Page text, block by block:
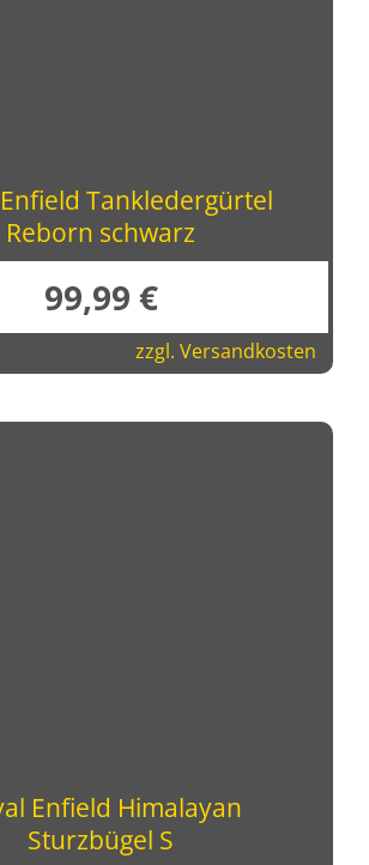
Tankledergürtel
Reborn schwarz
99,99 €
zzgl. Versandkosten
Enfield Himalayan
Sturzbügel S